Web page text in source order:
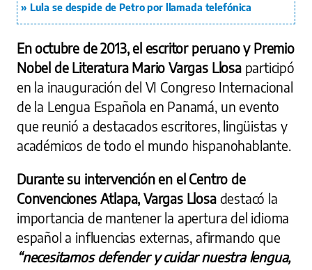
Lula se despide de Petro por llamada telefónica
En octubre de 2013, el escritor peruano y Premio
Nobel de Literatura Mario Vargas Llosaparticipó
en la inauguración del VI Congreso Internacional
de la Lengua Española en Panamá, un evento
que reunió a destacados escritores, lingüistas y
académicos de todo el mundo hispanohablante.
Durante su intervención en el Centro de
Convenciones Atlapa, Vargas Llosa destacó la
importancia de mantener la apertura del idioma
español a influencias externas, afirmando que
“necesitamos defender y cuidar nuestra lengua,